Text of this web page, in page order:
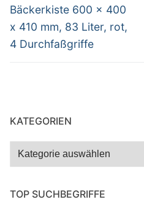
Vorheriger
Beitrag:
Bäckerkiste 600 x 400
x 410 mm, 83 Liter, rot,
4 Durchfaßgriffe
KATEGORIEN
Kategorien
TOP SUCHBEGRIFFE